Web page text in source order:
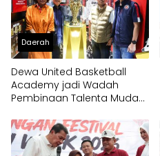
Daerah
Dewa United Basketball
Academy jadi Wadah
Pembinaan Talenta Muda